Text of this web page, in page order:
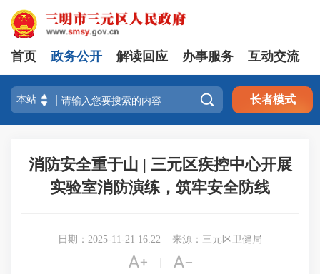
首页 政务公开 解读回应 办事服务 互动交流
 长者模式
消防安全重于山 | 三元区疾控中心开展
实验室消防演练，筑牢安全防线
日期：2025-11-21 16:22 来源：三元区卫健局
 